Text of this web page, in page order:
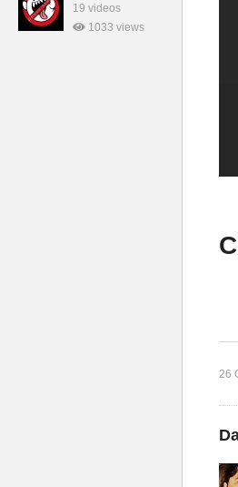
19 videos
1033 views
26